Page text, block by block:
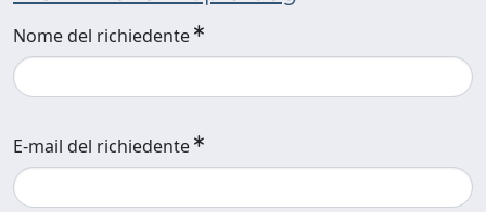
Nome del richiedente
E-mail del richiedente